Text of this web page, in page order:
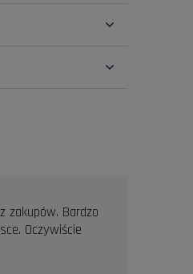
zakupów. Bardzo
Oczywiście